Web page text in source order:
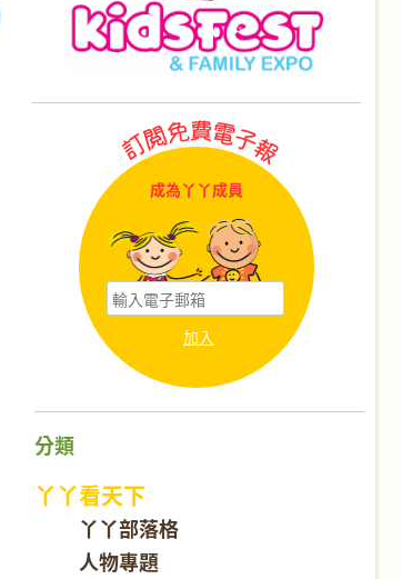
分類
丫丫看天下
丫丫部落格
人物專題
成為丫丫成員